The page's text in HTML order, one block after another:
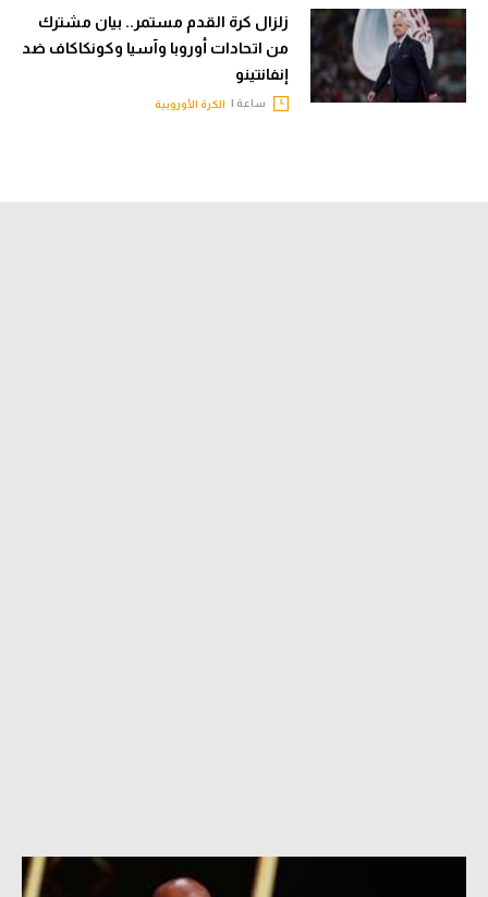
زلزال كرة القدم مستمر.. بيان مشترك
من اتحادات أوروبا وآسيا وكونكاكاف ضد
إنفانتينو
ساعة | الكرة الأوروبية